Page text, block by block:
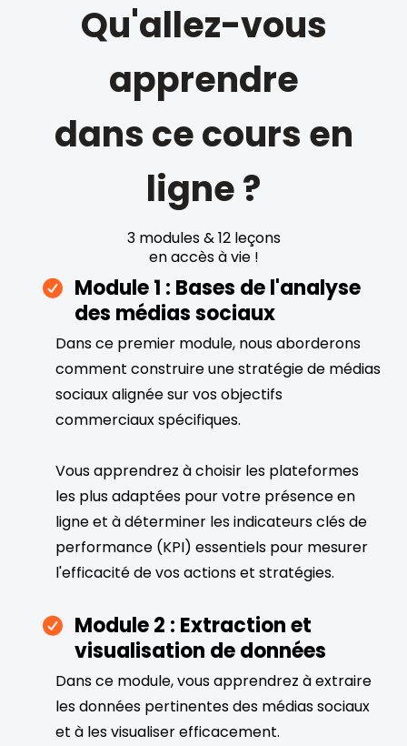
Qu'allez-vous
apprendre
dans ce cours en
ligne ?
3 modules & 12 leçons
en accès à vie !
Module 1 : Bases de l'analyse
des médias sociaux
Dans ce premier module, nous aborderons
comment construire une stratégie de médias
sociaux alignée sur vos objectifs
commerciaux spécifiques.
Vous apprendrez à choisir les plateformes
les plus adaptées pour votre présence en
ligne et à déterminer les indicateurs clés de
performance (KPI) essentiels pour mesurer
l'efficacité de vos actions et stratégies.
Module 2 : Extraction et
visualisation de données
Dans ce module, vous apprendrez à extraire
les données pertinentes des médias sociaux
et à les visualiser efficacement.